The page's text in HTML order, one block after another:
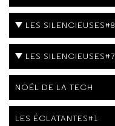
LES SILENCIEUSES#8
LES SILENCIEUSES#7
NOËL DE LA TECH
LES ÉCLATANTES#1